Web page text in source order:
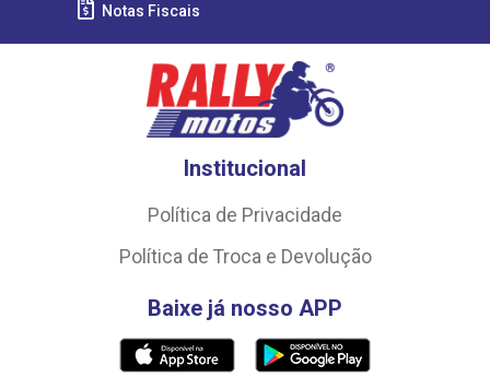
Notas Fiscais
Institucional
Política de Privacidade
Política de Troca e Devolução
Baixe já nosso APP